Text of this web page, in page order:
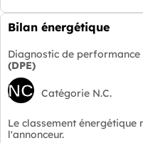
Bilan énergétique
Diagnostic de
(DPE)
NC Catégorie N.C.
Le classement
l'annonceur.